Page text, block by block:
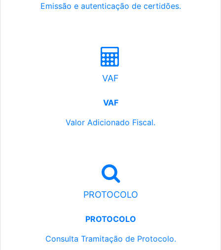
Emissão e autenticação de certidões.
VAF
VAF
Valor Adicionado Fiscal.
PROTOCOLO
PROTOCOLO
Consulta Tramitação de Protocolo.